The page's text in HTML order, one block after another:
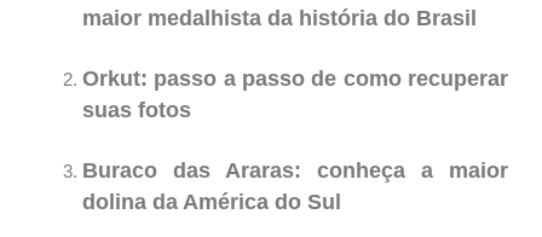
maior medalhista da história do Brasil
Orkut: passo a passo de como recuperar
suas fotos
Buraco das Araras: conheça a maior
dolina da América do Sul